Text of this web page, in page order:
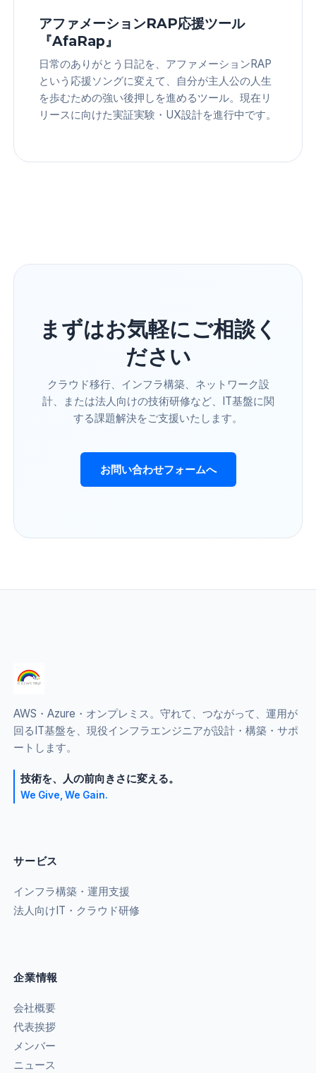
アファメーションRAP応援ツール
『AfaRap』
日常のありがとう日記を、アファメーションRAP
という応援ソングに変えて、自分が主人公の人生
を歩むための強い後押しを進めるツール。現在リ
リースに向けた実証実験・UX設計を進行中です。
まずはお気軽にご相談く
ださい
クラウド移行、インフラ構築、ネットワーク設
計、または法人向けの技術研修など、IT基盤に関
する課題解決をご支援いたします。
お問い合わせフォームへ
AWS・Azure・オンプレミス。守れて、つながって、運用が
回るIT基盤を、現役インフラエンジニアが設計・構築・サポ
ートします。
技術を、人の前向きさに変える。
We Give, We Gain.
サービス
インフラ構築・運用支援
法人向けIT・クラウド研修
企業情報
会社概要
代表挨拶
メンバー
ニュース